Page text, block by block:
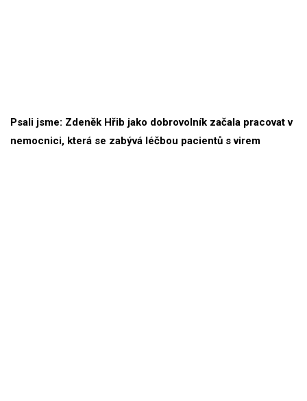
Psali jsme: Zdeněk Hřib jako dobrovolník začala pracovat v
nemocnici, která se zabývá léčbou pacientů s virem